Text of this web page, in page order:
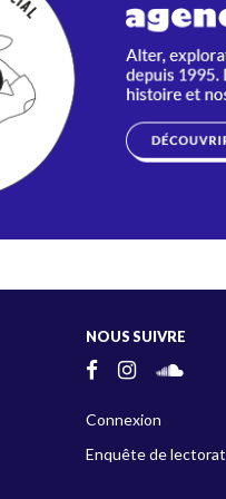
NOUS SUIVRE
Connexion
Enquête de lectorat